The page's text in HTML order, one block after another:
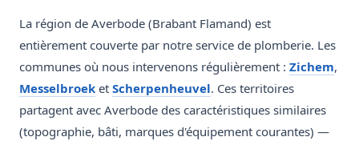
La région de Averbode (Brabant Flamand) est
entièrement couverte par notre service de plomberie. Les
communes où nous intervenons régulièrement : Zichem,
Messelbroek et Scherpenheuvel. Ces territoires
partagent avec Averbode des caractéristiques similaires
(topographie, bâti, marques d'équipement courantes) —